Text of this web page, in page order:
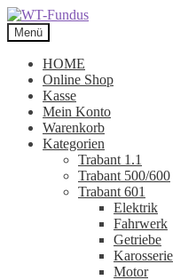
Zur
Navigation
springen
Zum
Inhalt
springen
Menü
HOME
Online Shop
Kasse
Mein Konto
Warenkorb
Kategorien
Trabant 1.1
Trabant 500/600
Trabant 601
Elektrik
Fahrwerk
Getriebe
Karosserie
Motor